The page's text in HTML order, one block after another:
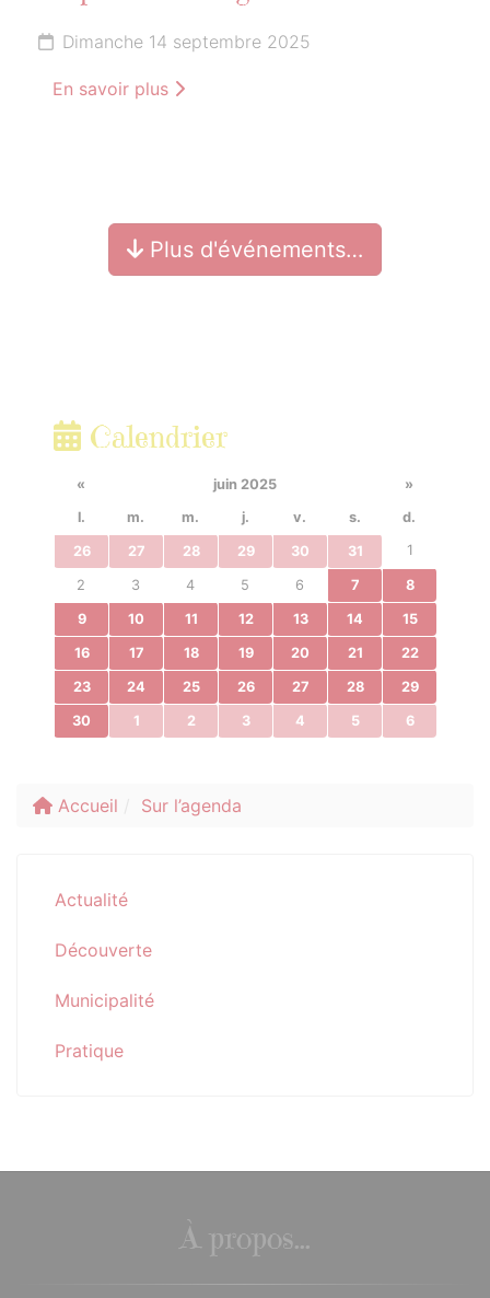
Dimanche 14 septembre 2025
En savoir plus
Plus d'événements…
Calendrier
« juin 2025
»
l.
m. m. j. v. s. d.
26 27 28 29 30 31 1
2 3 4 5 6 7 8
9 10 11 12 13 14 15
16 17 18 19 20 21 22
23 24 25 26 27 28 29
30 1 2 3 4 5 6
Accueil Sur l’agenda
Actualité
Découverte
Municipalité
Pratique
À propos...